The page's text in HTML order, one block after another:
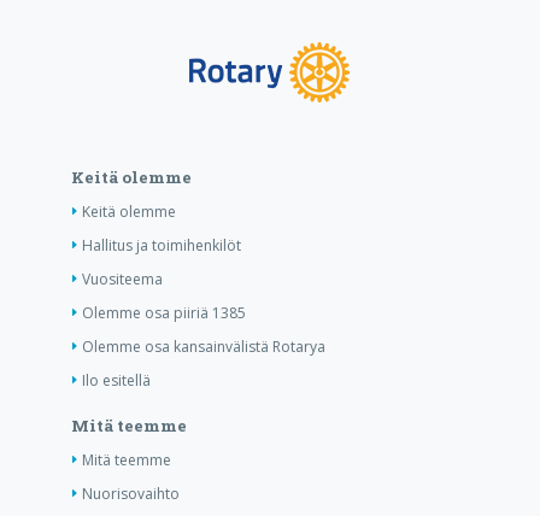
Keitä olemme
Keitä olemme
Hallitus ja toimihenkilöt
Vuositeema
Olemme osa piiriä 1385
Olemme osa kansainvälistä Rotarya
Ilo esitellä
Mitä teemme
Mitä teemme
Nuorisovaihto